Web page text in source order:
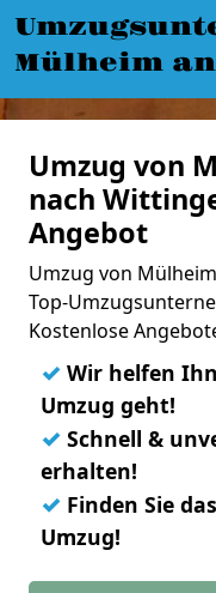
Mülheim
Umzug von
nach
Angebot
Umzug von
Top-
Kostenlose
✓ Wir helfen
Umzug geht!
✓ Schnell &
erhalten!
✓ Finden Sie
Umzug!